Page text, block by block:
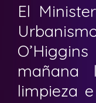
El
mañana
limpieza